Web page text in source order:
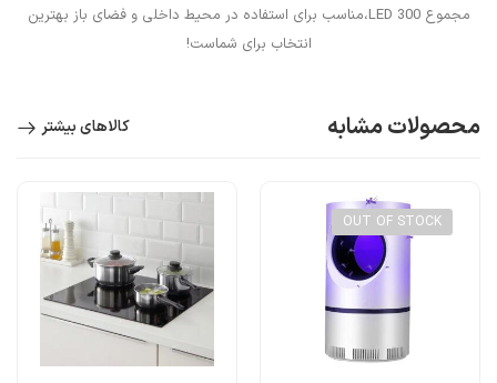
مجموع 300 LED،مناسب برای استفاده در محیط داخلی و فضای باز بهترین
انتخاب برای شماست!
محصولات مشابه کالاهای بیشتر
OUT OF STOCK